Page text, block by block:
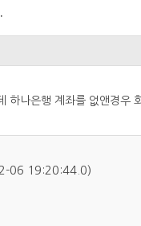
하나은행 계좌를 없앤경우
06 19:20:44.0)